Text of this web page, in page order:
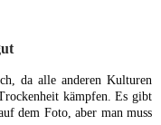
da alle anderen Kulturen
kämpfen . Es gibt
dem Foto, aber man muss